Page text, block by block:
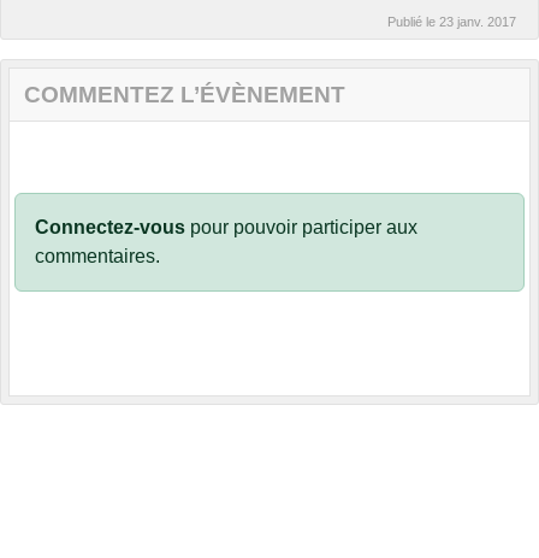
Publié le 23 janv. 2017
COMMENTEZ L’ÉVÈNEMENT
Connectez-vous pour pouvoir participer aux
commentaires.